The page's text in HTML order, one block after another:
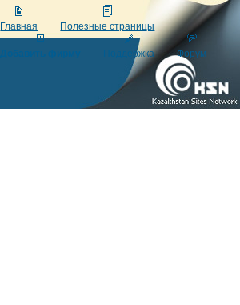
Главная Полезные страницы
Добавить фирму Поддержка Форум